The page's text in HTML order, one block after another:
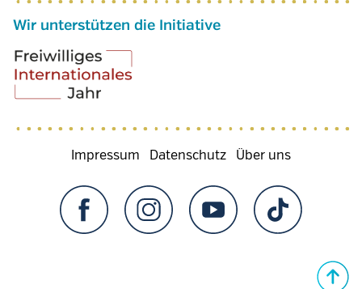
Wir unterstützen die Initiative
Fußzeilenmenü
Impressum Datenschutz Über uns